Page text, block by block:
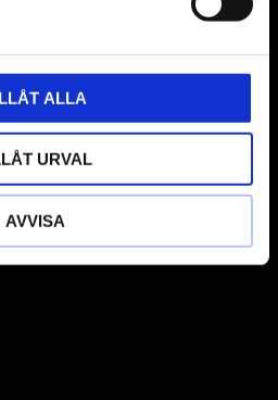
ALLA
URVAL
AVVISA